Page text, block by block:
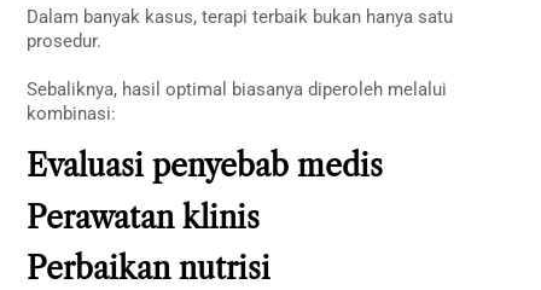
Dalam banyak kasus, terapi terbaik bukan hanya satu
prosedur.
Sebaliknya, hasil optimal biasanya diperoleh melalui
kombinasi:
Evaluasi penyebab medis
Perawatan klinis
Perbaikan nutrisi